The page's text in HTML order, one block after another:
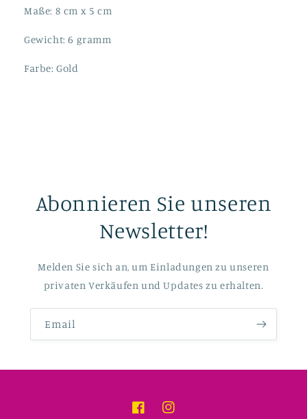
Maße: 8 cm x 5 cm
Gewicht: 6 gramm
Farbe: Gold
Abonnieren Sie unseren
Newsletter!
Melden Sie sich an, um Einladungen zu unseren
privaten Verkäufen und Updates zu erhalten.
Email
FacebookInstagram